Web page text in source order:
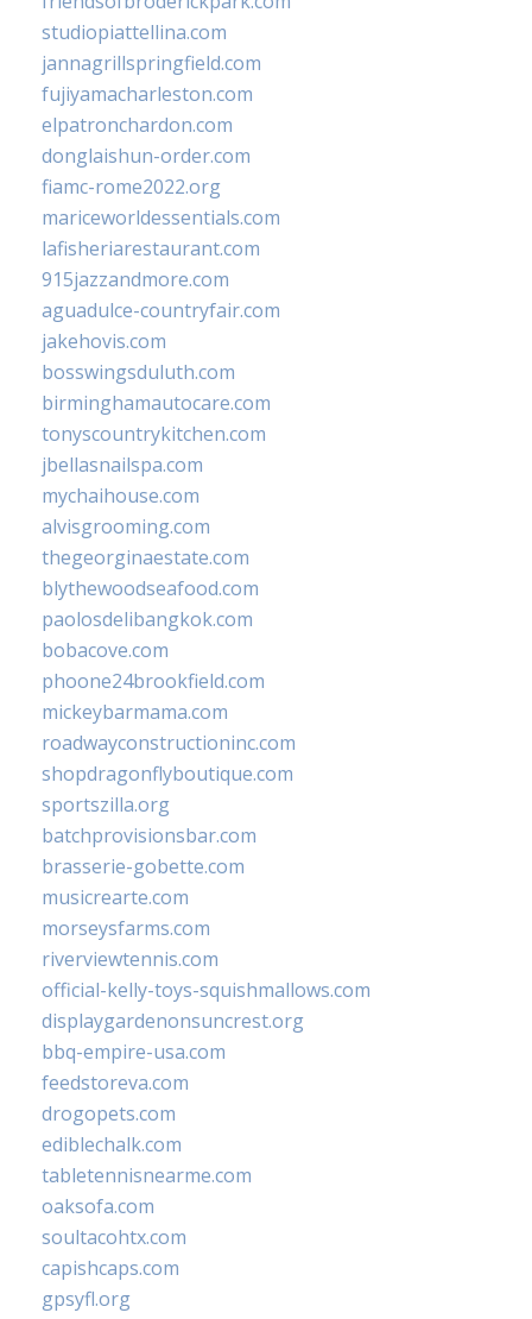
studiopiattellina.com
jannagrillspringfield.com
fujiyamacharleston.com
elpatronchardon.com
donglaishun-order.com
fiamc-rome2022.org
mariceworldessentials.com
lafisheriarestaurant.com
915jazzandmore.com
aguadulce-countryfair.com
jakehovis.com
bosswingsduluth.com
birminghamautocare.com
tonyscountrykitchen.com
jbellasnailspa.com
mychaihouse.com
alvisgrooming.com
thegeorginaestate.com
blythewoodseafood.com
paolosdelibangkok.com
bobacove.com
phoone24brookfield.com
mickeybarmama.com
roadwayconstructioninc.com
shopdragonflyboutique.com
sportszilla.org
batchprovisionsbar.com
brasserie-gobette.com
musicrearte.com
morseysfarms.com
riverviewtennis.com
official-kelly-toys-squishmallows.com
displaygardenonsuncrest.org
bbq-empire-usa.com
feedstoreva.com
drogopets.com
ediblechalk.com
tabletennisnearme.com
oaksofa.com
soultacohtx.com
capishcaps.com
gpsyfl.org